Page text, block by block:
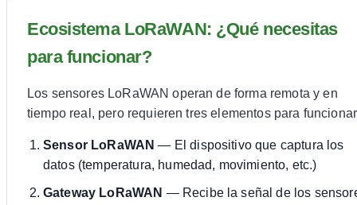
Ecosistema LoRaWAN: ¿Qué necesitas
para funcionar?
Los sensores LoRaWAN operan de forma remota y en
tiempo real, pero requieren tres elementos para
Sensor LoRaWAN — El dispositivo que captura los
datos (temperatura, humedad, movimiento, etc.)
Gateway LoRaWAN — Recibe la señal de los